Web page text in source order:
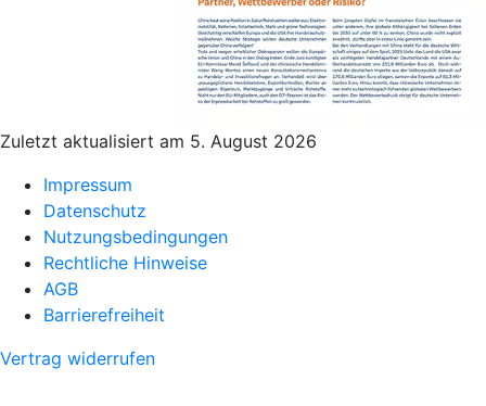
Zuletzt aktualisiert am 5. August 2026
Impressum
Datenschutz
Nutzungsbedingungen
Rechtliche Hinweise
AGB
Barrierefreiheit
Vertrag widerrufen